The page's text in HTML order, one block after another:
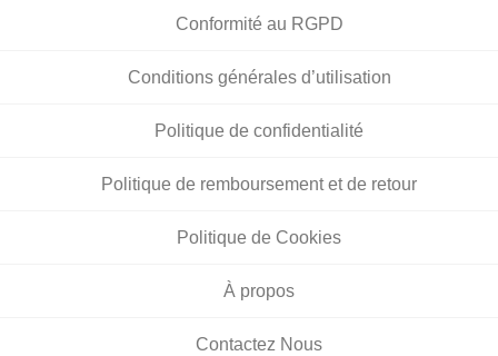
Conformité au RGPD
Conditions générales d’utilisation
Politique de confidentialité
Politique de remboursement et de retour
Politique de Cookies
À propos
Contactez Nous